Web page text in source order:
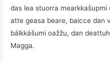
das lea stuorra mearkkašupmi
atte geasa beare, baicce dan
bálkkášumi oažžu, dan
Magga.